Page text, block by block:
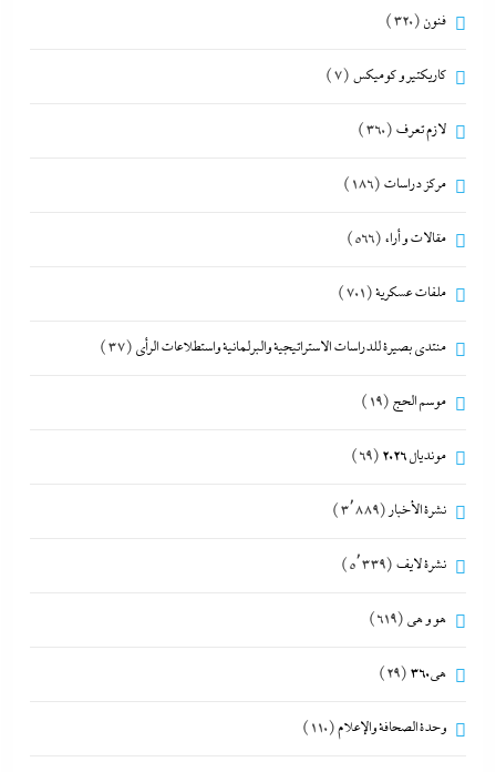
فنون (320)
كاريكتير و كوميكس (7)
لازم تعرف (360)
مركز دراسات (186)
مقالات و أراء (566)
ملفات عسكرية(701)
منتدى بصيرة للدراسات الاستراتيجية والبرلمانية واستطلاعات الرأى (37)
موسم الحج (19)
مونديال 2026 (69)
نشرة الأخبار (3٬889)
نشرة لايف (5٬339)
هو و هي (619)
هى360 (29)
وحدة الصحافة والإعلام(110)